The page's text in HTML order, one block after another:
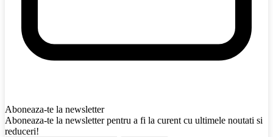
Aboneaza-te la newsletter
Aboneaza-te la newsletter pentru a fi la curent cu ultimele noutati si
reduceri!